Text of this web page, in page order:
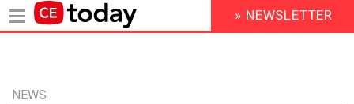
Inhalt
HEADER
MENU
» NEWSLETTER
NEWS